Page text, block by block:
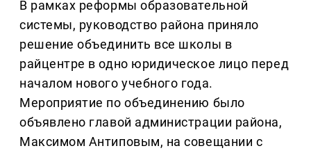
В рамках реформы образовательной
системы, руководство района приняло
решение объединить все школы в
райцентре в одно юридическое лицо перед
началом нового учебного года.
Мероприятие по объединению было
объявлено главой администрации района,
Максимом Антиповым, на совещании с